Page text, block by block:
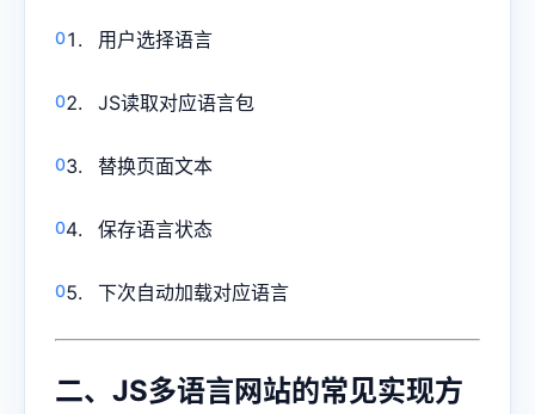
用户选择语言
JS读取对应语言包
替换页面文本
保存语言状态
下次自动加载对应语言
二、JS多语言网站的常见实现方